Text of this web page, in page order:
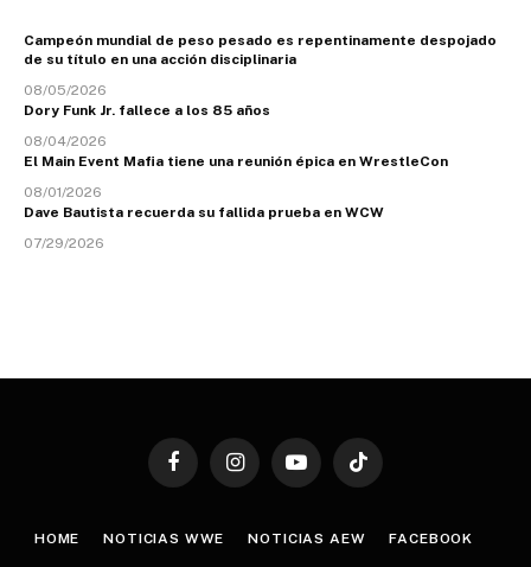
Campeón mundial de peso pesado es repentinamente despojado
de su título en una acción disciplinaria
08/05/2026
Dory Funk Jr. fallece a los 85 años
08/04/2026
El Main Event Mafia tiene una reunión épica en WrestleCon
08/01/2026
Dave Bautista recuerda su fallida prueba en WCW
07/29/2026
FacebookInstagramYouTubeTikTok
HOME NOTICIAS WWE NOTICIAS AEW FACEBOOK